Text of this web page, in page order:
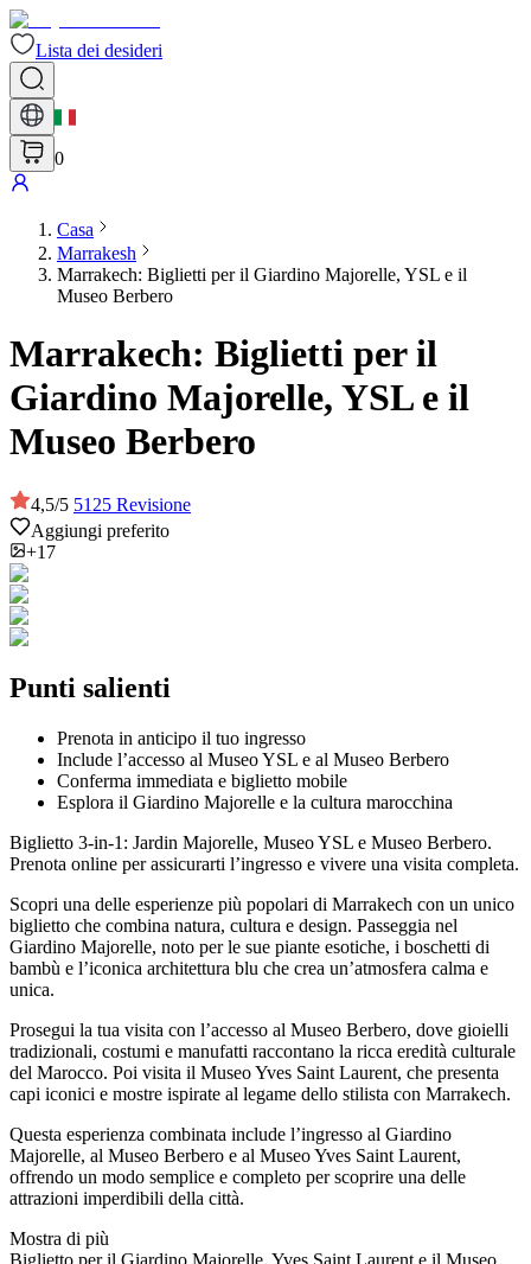
Lista dei desideri
0
Casa
Marrakesh
Marrakech: Biglietti per il Giardino Majorelle, YSL e il
Museo Berbero
Marrakech: Biglietti per il
Giardino Majorelle, YSL e il
Museo Berbero
4,5/5 5125 Revisione
Aggiungi preferito
+17
Punti salienti
Prenota in anticipo il tuo ingresso
Include l’accesso al Museo YSL e al Museo Berbero
Conferma immediata e biglietto mobile
Esplora il Giardino Majorelle e la cultura marocchina
Biglietto 3-in-1: Jardin Majorelle, Museo YSL e Museo Berbero.
Prenota online per assicurarti l’ingresso e vivere una visita completa.
Scopri una delle esperienze più popolari di Marrakech con un unico
biglietto che combina natura, cultura e design. Passeggia nel
Giardino Majorelle, noto per le sue piante esotiche, i boschetti di
bambù e l’iconica architettura blu che crea un’atmosfera calma e
unica.
Prosegui la tua visita con l’accesso al Museo Berbero, dove gioielli
tradizionali, costumi e manufatti raccontano la ricca eredità culturale
del Marocco. Poi visita il Museo Yves Saint Laurent, che presenta
capi iconici e mostre ispirate al legame dello stilista con Marrakech.
Questa esperienza combinata include l’ingresso al Giardino
Majorelle, al Museo Berbero e al Museo Yves Saint Laurent,
offrendo un modo semplice e completo per scoprire una delle
attrazioni imperdibili della città.
Mostra di più
Biglietto per il Giardino Majorelle, Yves Saint Laurent e il Museo